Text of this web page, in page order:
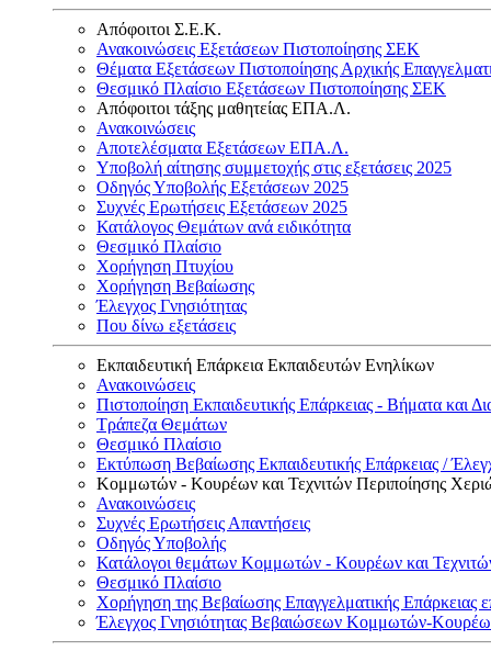
Απόφοιτοι Σ.Ε.Κ.
Ανακοινώσεις Εξετάσεων Πιστοποίησης ΣΕΚ
Θέματα Εξετάσεων Πιστοποίησης Αρχικής
Θεσμικό Πλαίσιο Εξετάσεων Πιστοποίησης ΣΕΚ
Απόφοιτοι τάξης μαθητείας ΕΠΑ.Λ.
Ανακοινώσεις
Αποτελέσματα Εξετάσεων ΕΠΑ.Λ.
Υποβολή αίτησης συμμετοχής στις εξετάσεις 2025
Οδηγός Υποβολής Εξετάσεων 2025
Συχνές Ερωτήσεις Εξετάσεων 2025
Κατάλογος Θεμάτων ανά ειδικότητα
Θεσμικό Πλαίσιο
Χορήγηση Πτυχίου
Χορήγηση Βεβαίωσης
Έλεγχος Γνησιότητας
Που δίνω εξετάσεις
Εκπαιδευτική Επάρκεια Εκπαιδευτών Ενηλίκων
Ανακοινώσεις
Πιστοποίηση Εκπαιδευτικής Επάρκειας - Βήματα και
Τράπεζα Θεμάτων
Θεσμικό Πλαίσιο
Εκτύπωση Βεβαίωσης Εκπαιδευτικής Επάρκειας /
Κομμωτών - Κουρέων και Τεχνιτών Περιποίησης
Ανακοινώσεις
Συχνές Ερωτήσεις Απαντήσεις
Οδηγός Υποβολής
Κατάλογοι θεμάτων Κομμωτών - Κουρέων και
Θεσμικό Πλαίσιο
Χορήγηση της Βεβαίωσης Επαγγελματικής
Έλεγχος Γνησιότητας Βεβαιώσεων Κομμωτών-